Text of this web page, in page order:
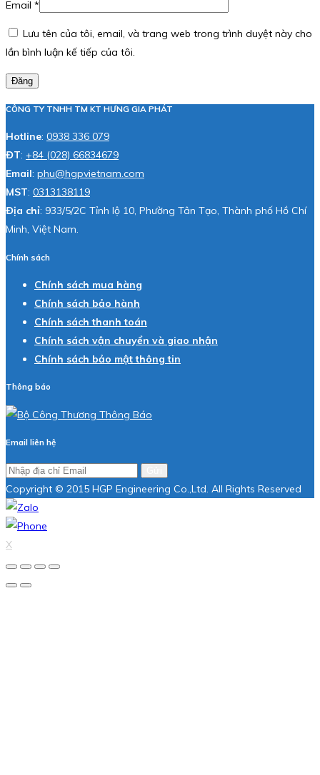
Email *
Lưu tên của tôi, email, và trang web trong trình duyệt này cho
lần bình luận kế tiếp của tôi.
Đăng
CÔNG TY TNHH TM KT HƯNG GIA PHÁT
Hotline: 0938 336 079
ĐT: +84 (028) 66834679
Email: phu@hgpvietnam.com
MST: 0313138119
Địa chỉ: 933/5/2C Tỉnh lộ 10, Phường Tân Tạo, Thành phố Hồ Chí
Minh, Việt Nam.
Chính sách
Chính sách mua hàng
Chính sách bảo hành
Chính sách thanh toán
Chính sách vận chuyển và giao nhận
Chính sách bảo mật thông tin
Thông báo
Email liên hệ
Copyright © 2015 HGP Engineering Co.,Ltd. All Rights Reserved
X